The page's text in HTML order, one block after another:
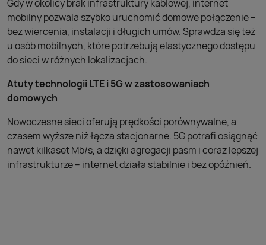
Gdy w okolicy brak infrastruktury kablowej, internet
mobilny pozwala szybko uruchomić domowe połączenie –
bez wiercenia, instalacji i długich umów. Sprawdza się też
u osób mobilnych, które potrzebują elastycznego dostępu
do sieci w różnych lokalizacjach.
Atuty technologii LTE i 5G w zastosowaniach
domowych
Nowoczesne sieci oferują prędkości porównywalne, a
czasem wyższe niż łącza stacjonarne. 5G potrafi osiągnąć
nawet kilkaset Mb/s, a dzięki agregacji pasm i coraz lepszej
infrastrukturze – internet działa stabilnie i bez opóźnień.